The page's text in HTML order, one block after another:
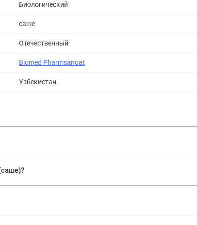
Биологический
саше
Отечественный
Biomed Pharmsanoat
Узбекистан